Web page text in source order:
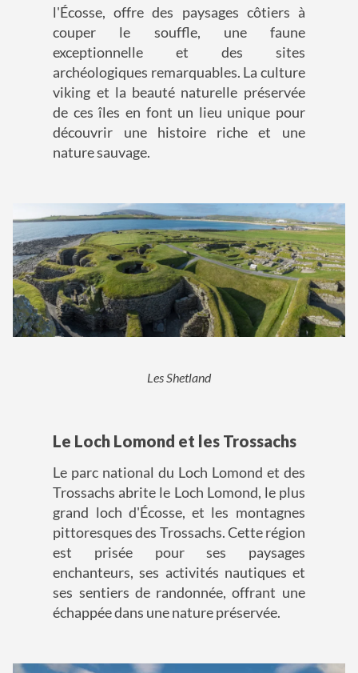
l'Écosse, offre des paysages côtiers à
couper le souffle, une faune
exceptionnelle et des sites
archéologiques remarquables. La culture
viking et la beauté naturelle préservée
de ces îles en font un lieu unique pour
découvrir une histoire riche et une
nature sauvage.
Les Shetland
Le Loch Lomond et les Trossachs
Le parc national du Loch Lomond et des
Trossachs abrite le Loch Lomond, le plus
grand loch d'Écosse, et les montagnes
pittoresques des Trossachs. Cette région
est prisée pour ses paysages
enchanteurs, ses activités nautiques et
ses sentiers de randonnée, offrant une
échappée dans une nature préservée.